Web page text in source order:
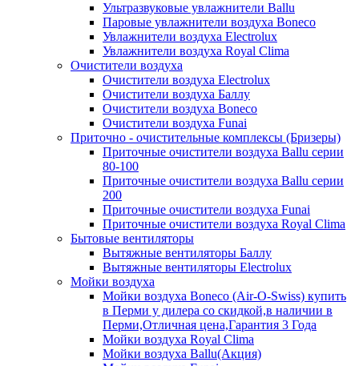
Ультразвуковые увлажнители Ballu
Паровые увлажнители воздуха Boneco
Увлажнители воздуха Electrolux
Увлажнители воздуха Royal Clima
Очистители воздуха
Очистители воздуха Electrolux
Очистители воздуха Баллу
Очистители воздуха Boneco
Очистители воздуха Funai
Приточно - очистительные комплексы (Бризеры)
Приточные очистители воздуха Ballu серии
80-100
Приточные очистители воздуха Ballu серии
200
Приточные очистители воздуха Funai
Приточные очистители воздуха Royal Clima
Бытовые вентиляторы
Вытяжные вентиляторы Баллу
Вытяжные вентиляторы Electrolux
Мойки воздуха
Мойки воздуха Boneco (Air-O-Swiss) купить
в Перми у дилера со скидкой,в наличии в
Перми,Отличная цена,Гарантия 3 Года
Мойки воздуха Royal Clima
Мойки воздуха Ballu(Акция)